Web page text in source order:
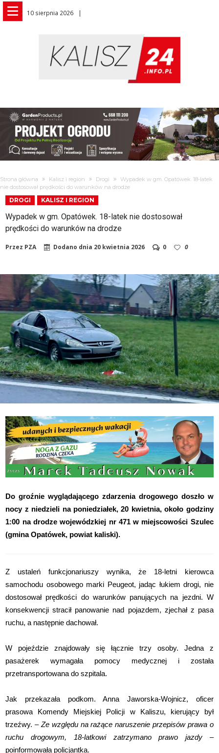
10 sierpnia 2026
Strona główna Kalisz i region Drogi
Wypadek w gm. Opatówek. 18-latek
nie dostosował prędkości do warunków na drodze
DROGI KALISZ I REGION
Wypadek w gm. Opatówek. 18-latek nie dostosował
prędkości do warunków na drodze
Przez PZA Dodano dnia 20 kwietnia 2026 0 0
Do groźnie wyglądającego zdarzenia drogowego doszło w
nocy z niedzieli na poniedziałek, 20 kwietnia, około godziny
1:00 na drodze wojewódzkiej nr 471 w miejscowości Szulec
(gmina Opatówek, powiat kaliski).
Z ustaleń funkcjonariuszy wynika, że 18-letni kierowca
samochodu osobowego marki Peugeot, jadąc łukiem drogi, nie
dostosował prędkości do warunków panujących na jezdni. W
konsekwencji stracił panowanie nad pojazdem, zjechał z pasa
ruchu, a następnie dachował.
W pojeździe znajdowały się łącznie trzy osoby. Jedna z
pasażerek wymagała pomocy medycznej i została
przetransportowana do szpitala.
Jak przekazała podkom. Anna Jaworska-Wojnicz, oficer
prasowa Komendy Miejskiej Policji w Kaliszu, kierujący był
trzeźwy. – Ze względu na rażące naruszenie przepisów prawa o
ruchu drogowym, 18-latkowi zatrzymano prawo jazdy –
poinformowała policjantka.